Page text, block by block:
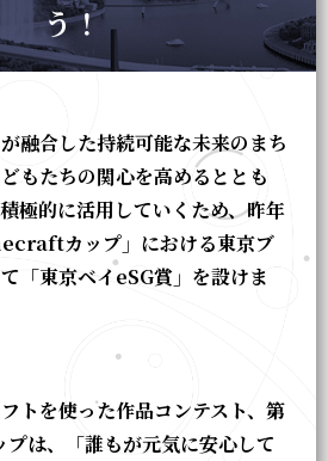
う！
融合した持続可能な未来のまち
もたちの関心を高めるととも
極的に活用していくため、昨年
カップ」における東京ブ
「東京ベイeSG賞」を設けま
トを使った作品コンテスト、第
は、「誰もが元気に安心して